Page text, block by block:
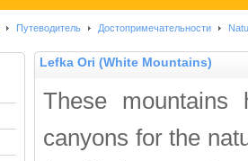
Путеводитель Достопримечательности
Lefka Ori (White Mountains)
These mountains
canyons for the